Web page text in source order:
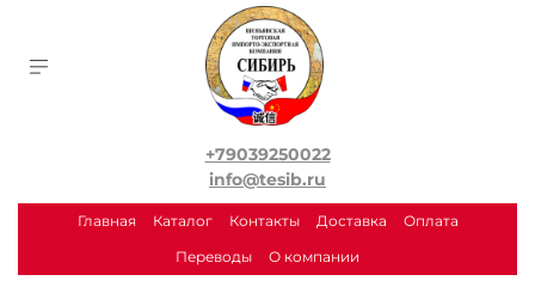
+79039250022
info@tesib.ru
Главная Каталог Контакты Доставка
Оплата
Переводы
О компании